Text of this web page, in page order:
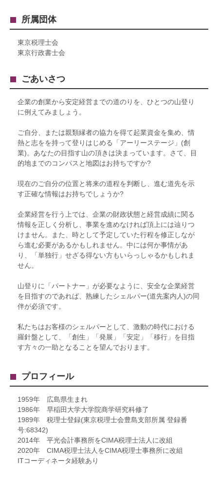
所属団体
東京税理士会
東京行政書士会
ごあいさつ
企業の創業から安定経営までの道のりを、ひとつの山登り
に例えてみましょう。
ご自分、または親類縁者の協力を得て起業資金を集め、情
熱と志をを持って登りはじめる「アーリーステージ」(創
業)。あなたの目指す山の頂きは決まっています。さて、目
的地までのコンパスと地図はお持ちですか?
現在のご自分の位置と将来の道程を判断し、進む道先を示
す正確な情報はお持ちでしょうか?
企業経営を行う上では、企業の財政状態と経営成績に関る
情報を正しく分析し、事業を進めなければ頂上には辿りつ
けません。また、時として予定していた行程を修正しなが
ら進む必要があるかもしれません。中には何か事情があ
り、「単独行」せざる得ない方もいらっしゃるかもしれま
せん。
山登りに「パートナー」が必要なように、安全な企業経営
を目指すのであれば、熟練したシェルパー(道先案内人)の同
伴が必須です。
私たちはお客様のシェルパーとして、激動の時代における
羅針盤として、「創生」「発展」「安定」「移行」を目指
す方々の一助となることを望んでおります。
プロフィール
1959年 広島県生まれ
1986年 早稲田大学大学院商学研究科修了
1989年 税理士登録(東京税理士会豊島支部所属 登録番
号:68342)
2014年 平光会計事務所をCIMA税理士法人に改組
2020年 CIMA税理士法人をCIMA税理士事務所に改組
ITコーディネータ経験あり